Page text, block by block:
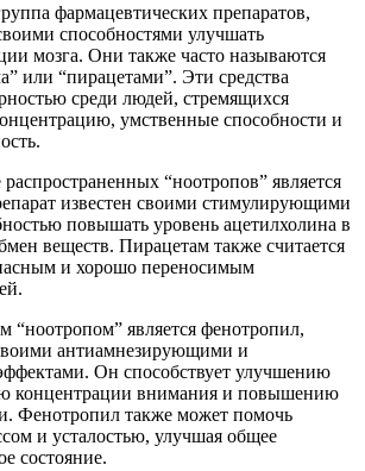
фармацевтических препаратов,
способностями улучшать
мозга. Они также часто называются
или “пирацетами”. Эти средства
среди людей, стремящихся
умственные способности и
“ноотропов” является
известен своими стимулирующими
повышать уровень ацетилхолина в
веществ. Пирацетам также считается
и хорошо переносимым
“ноотропом” является фенотропил,
антиамнезирующими и
Он способствует улучшению
концентрации внимания и повышению
Фенотропил также может помочь
и усталостью, улучшая общее
состояние.